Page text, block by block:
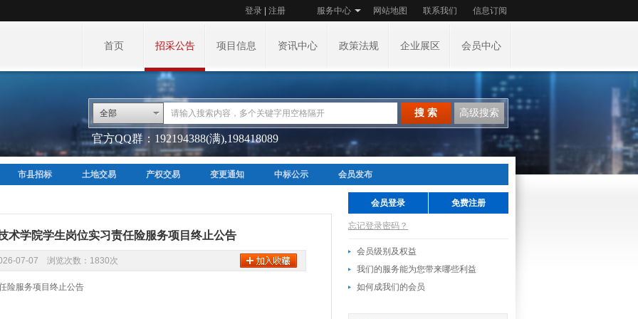
服务中心 网站地图 联系我们 信息订阅
登录 注册
首页 招采公告 项目信息 资讯中心 政策法规 企业展区 会员中心
全部 搜 索 高级搜索
官方QQ群：192194388(满),198418089
市县招标 土地交易 产权交易 变更通知 中标公示 会员发布
术学院学生岗位实习责任险服务项目终止公告
07-07 浏览次数：1830次
险服务项目终止公告
会员登录 免费注册
忘记登录密码？
会员级别及权益
我们的服务能为您带来哪些利益
如何成我们的会员